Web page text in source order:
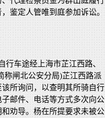
鉴定人管唯到庭参加诉讼。
行车途经上海市芷江西路、
称闸北公安分局)芷江西路派
所询问，以查明其所骑自行
邮件、电话等方式多次向公
劝导。杨在所提要求未被公